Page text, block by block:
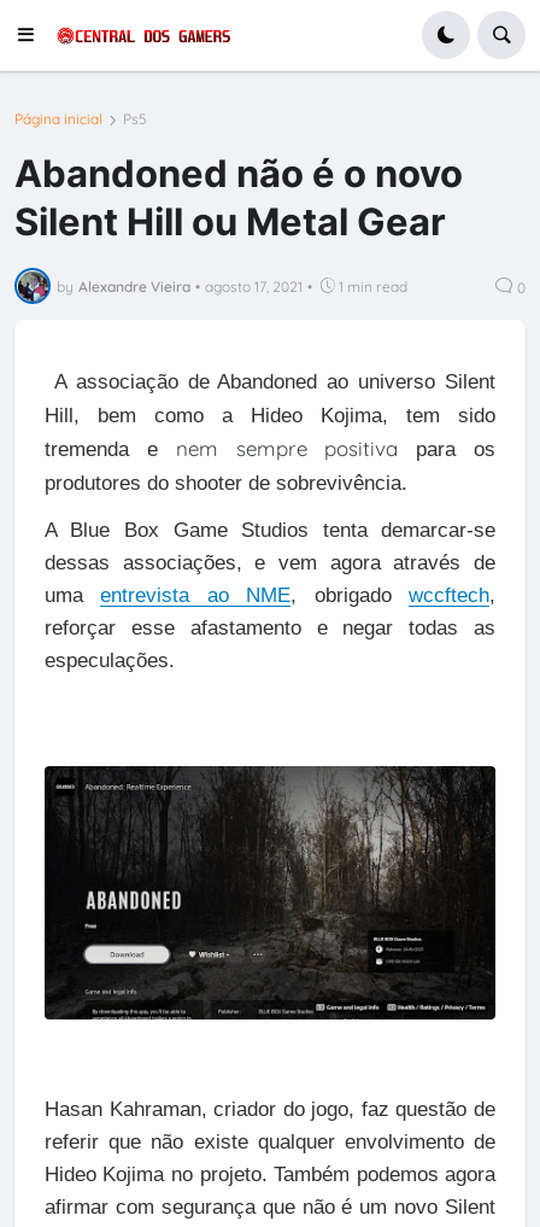
Página inicial Ps5
Abandoned não é o novo
Silent Hill ou Metal Gear
by Alexandre Vieira • agosto 17, 2021 • 1 min read 0
A associação de Abandoned ao universo Silent
Hill, bem como a Hideo Kojima, tem sido
tremenda e
nem sempre positiva
para os
produtores do shooter de sobrevivência.
A Blue Box Game Studios tenta demarcar-se
dessas associações, e vem agora através de
umaentrevista ao NME, obrigadowccftech,
reforçar esse afastamento e negar todas as
especulações.
Hasan Kahraman, criador do jogo, faz questão de
referir que não existe qualquer envolvimento de
Hideo Kojima no projeto. Também podemos agora
afirmar com segurança que não é um novo Silent